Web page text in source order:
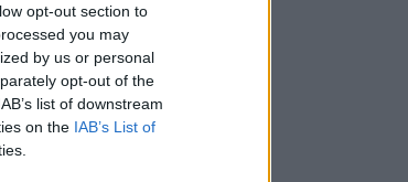
opt-out section to
you may
by us or personal
opt-out of the
list of downstream
on the IAB’s List of
SHOWBIZ
Ρίκα Διαλυνά: Η διεθνής
Ελληνίδα που κατέκτησε τα
πλατό, τα καλλιστεία και τις
καρδιές μας